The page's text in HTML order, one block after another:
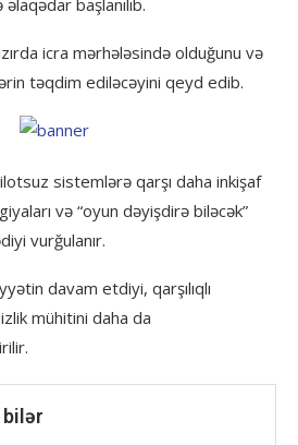
əlaqədar başlanılıb.
icra mərhələsində olduğunu və
təqdim ediləcəyini qeyd edib.
sistemlərə qarşı daha inkişaf
və “oyun dəyişdirə biləcək”
vurğulanır.
davam etdiyi, qarşılıqlı
mühitini daha da
bilər